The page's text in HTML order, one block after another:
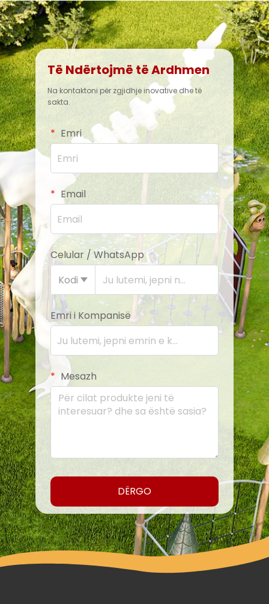
Të Ndërtojmë të Ardhmen
Na kontaktoni për zgjidhje inovative dhe të
sakta.
Emri
Email
Celular / WhatsApp
Kodi
Emri i Kompanisë
Mesazh
DËRGO